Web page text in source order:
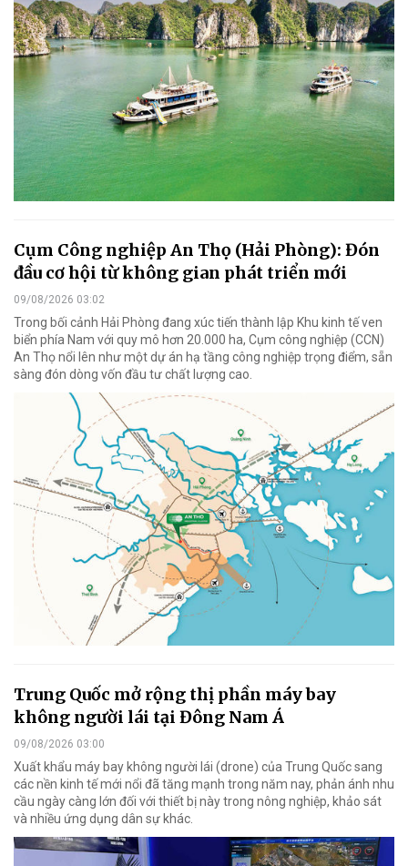
Cụm Công nghiệp An Thọ (Hải Phòng): Đón
đầu cơ hội từ không gian phát triển mới
09/08/2026 03:02
Trong bối cảnh Hải Phòng đang xúc tiến thành lập Khu kinh tế ven
biển phía Nam với quy mô hơn 20.000 ha, Cụm công nghiệp (CCN)
An Thọ nổi lên như một dự án hạ tầng công nghiệp trọng điểm, sẵn
sàng đón dòng vốn đầu tư chất lượng cao.
Trung Quốc mở rộng thị phần máy bay
không người lái tại Đông Nam Á
09/08/2026 03:00
Xuất khẩu máy bay không người lái (drone) của Trung Quốc sang
các nền kinh tế mới nổi đã tăng mạnh trong năm nay, phản ánh nhu
cầu ngày càng lớn đối với thiết bị này trong nông nghiệp, khảo sát
và nhiều ứng dụng dân sự khác.